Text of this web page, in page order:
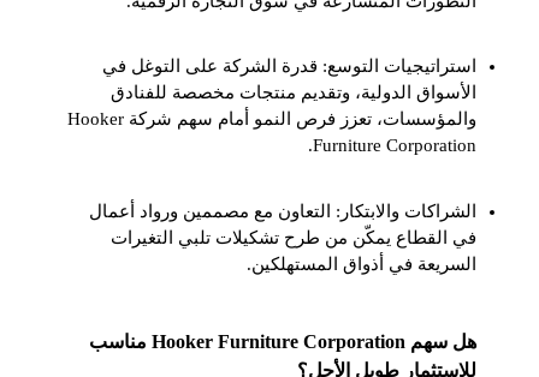
استراتيجيات التوسع: قدرة الشركة على التوغل في
الأسواق الدولية، وتقديم منتجات مخصصة للفنادق
والمؤسسات، تعزز فرص النمو أمام سهم شركة Hooker
Furniture Corporation.
الشراكات والابتكار: التعاون مع مصممين ورواد أعمال
في القطاع يمكّن من طرح تشكيلات تلبي التغيرات
السريعة في أذواق المستهلكين.
هل سهم Hooker Furniture Corporation مناسب
للاستثمار طويل الأجل؟